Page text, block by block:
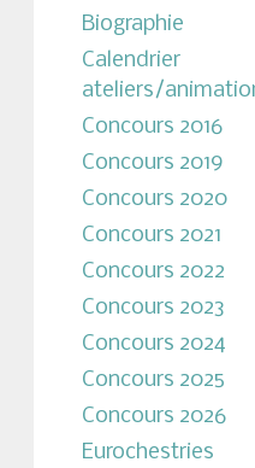
Biographie
Calendrier
ateliers/
Concours 2016
Concours 2019
Concours 2020
Concours 2021
Concours 2022
Concours 2023
Concours 2024
Concours 2025
Concours 2026
Eurochestries